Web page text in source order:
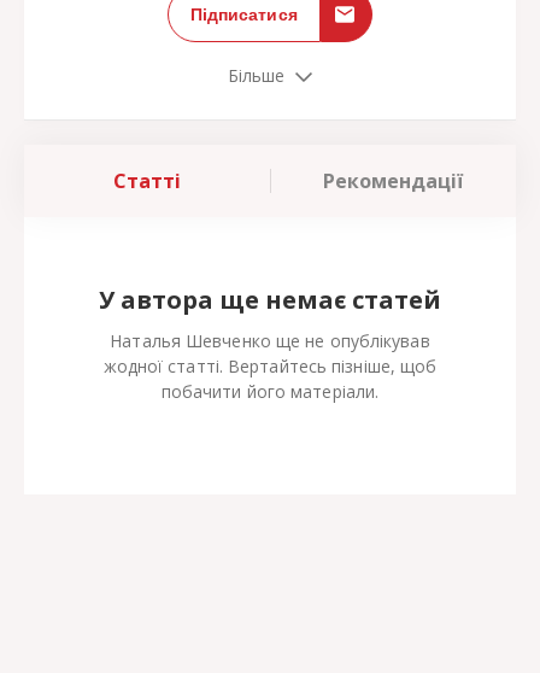
Підписатися
Більше
Статті Рекомендації
У автора ще немає статей
Наталья Шевченко ще не опублікував
жодної статті. Вертайтесь пізніше, щоб
побачити його матеріали.